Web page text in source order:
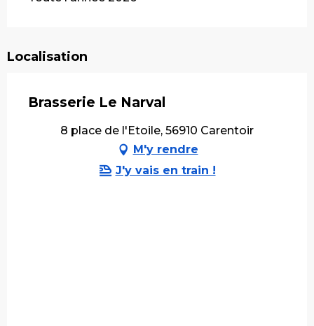
Localisation
Brasserie Le Narval
8 place de l'Etoile, 56910 Carentoir
M'y rendre
J'y vais en train !